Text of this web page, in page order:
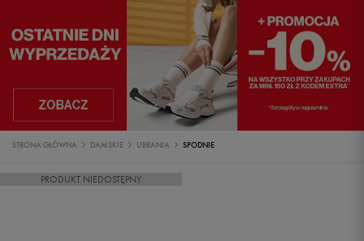
STRONA GŁÓWNA DAMSKIE UBRANIA SPODNIE
PRODUKT NIEDOSTĘPNY